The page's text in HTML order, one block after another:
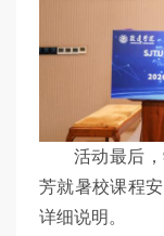
活动最后
芳就暑校课程
详细说明。